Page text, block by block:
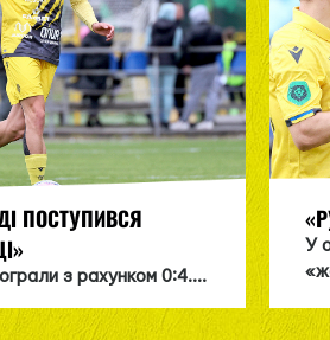
ПОСТУПИВСЯ
з рахунком 0:4....
У